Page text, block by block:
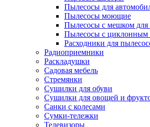
Пылесосы для
Пылесосы моющие
Пылесосы с мешком для
Пылесосы с циклонным
Расходники для
Радиоприемники
Раскладушки
Садовая мебель
Стремянки
Сушилки для обуви
Сушилки для овощей и
Санки с колесами
Сумки-тележки
Телевизоры